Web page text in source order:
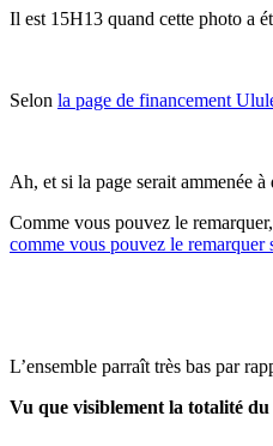
Il est 15H13 quand cette photo a
Selon la page de financement
Ah, et si la page serait ammenée
Comme vous pouvez le
comme vous pouvez le remarquer
L’ensemble parraît très bas par
Vu que visiblement la totalité du